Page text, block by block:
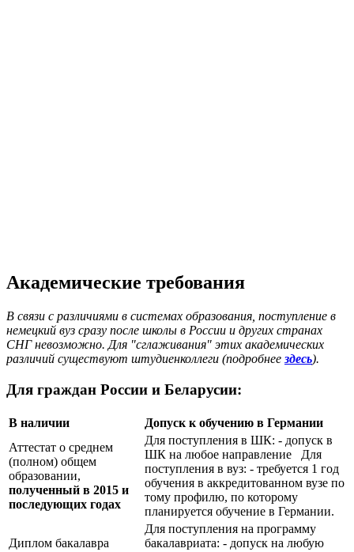
Академические требования
В связи с различиями в системах образования, поступление в
немецкий вуз сразу после школы в России и других странах
СНГ невозможно. Для "сглаживания" этих академических
различий существуют штудиенколлеги (подробнее здесь).
Для граждан России и Беларусии:
В наличии
Допуск к обучению в Германии
Аттестат о среднем
(полном) общем
образовании,
полученный в 2015 и
последующих годах
Для поступления в ШК: - допуск в
ШК на любое направление Для
поступления в вуз: - требуется 1 год
обучения в аккредитованном вузе по
тому профилю, по которому
планируется обучение в Германии.
Диплом бакалавра
Для поступления на программу
бакалавриата: - допуск на любую